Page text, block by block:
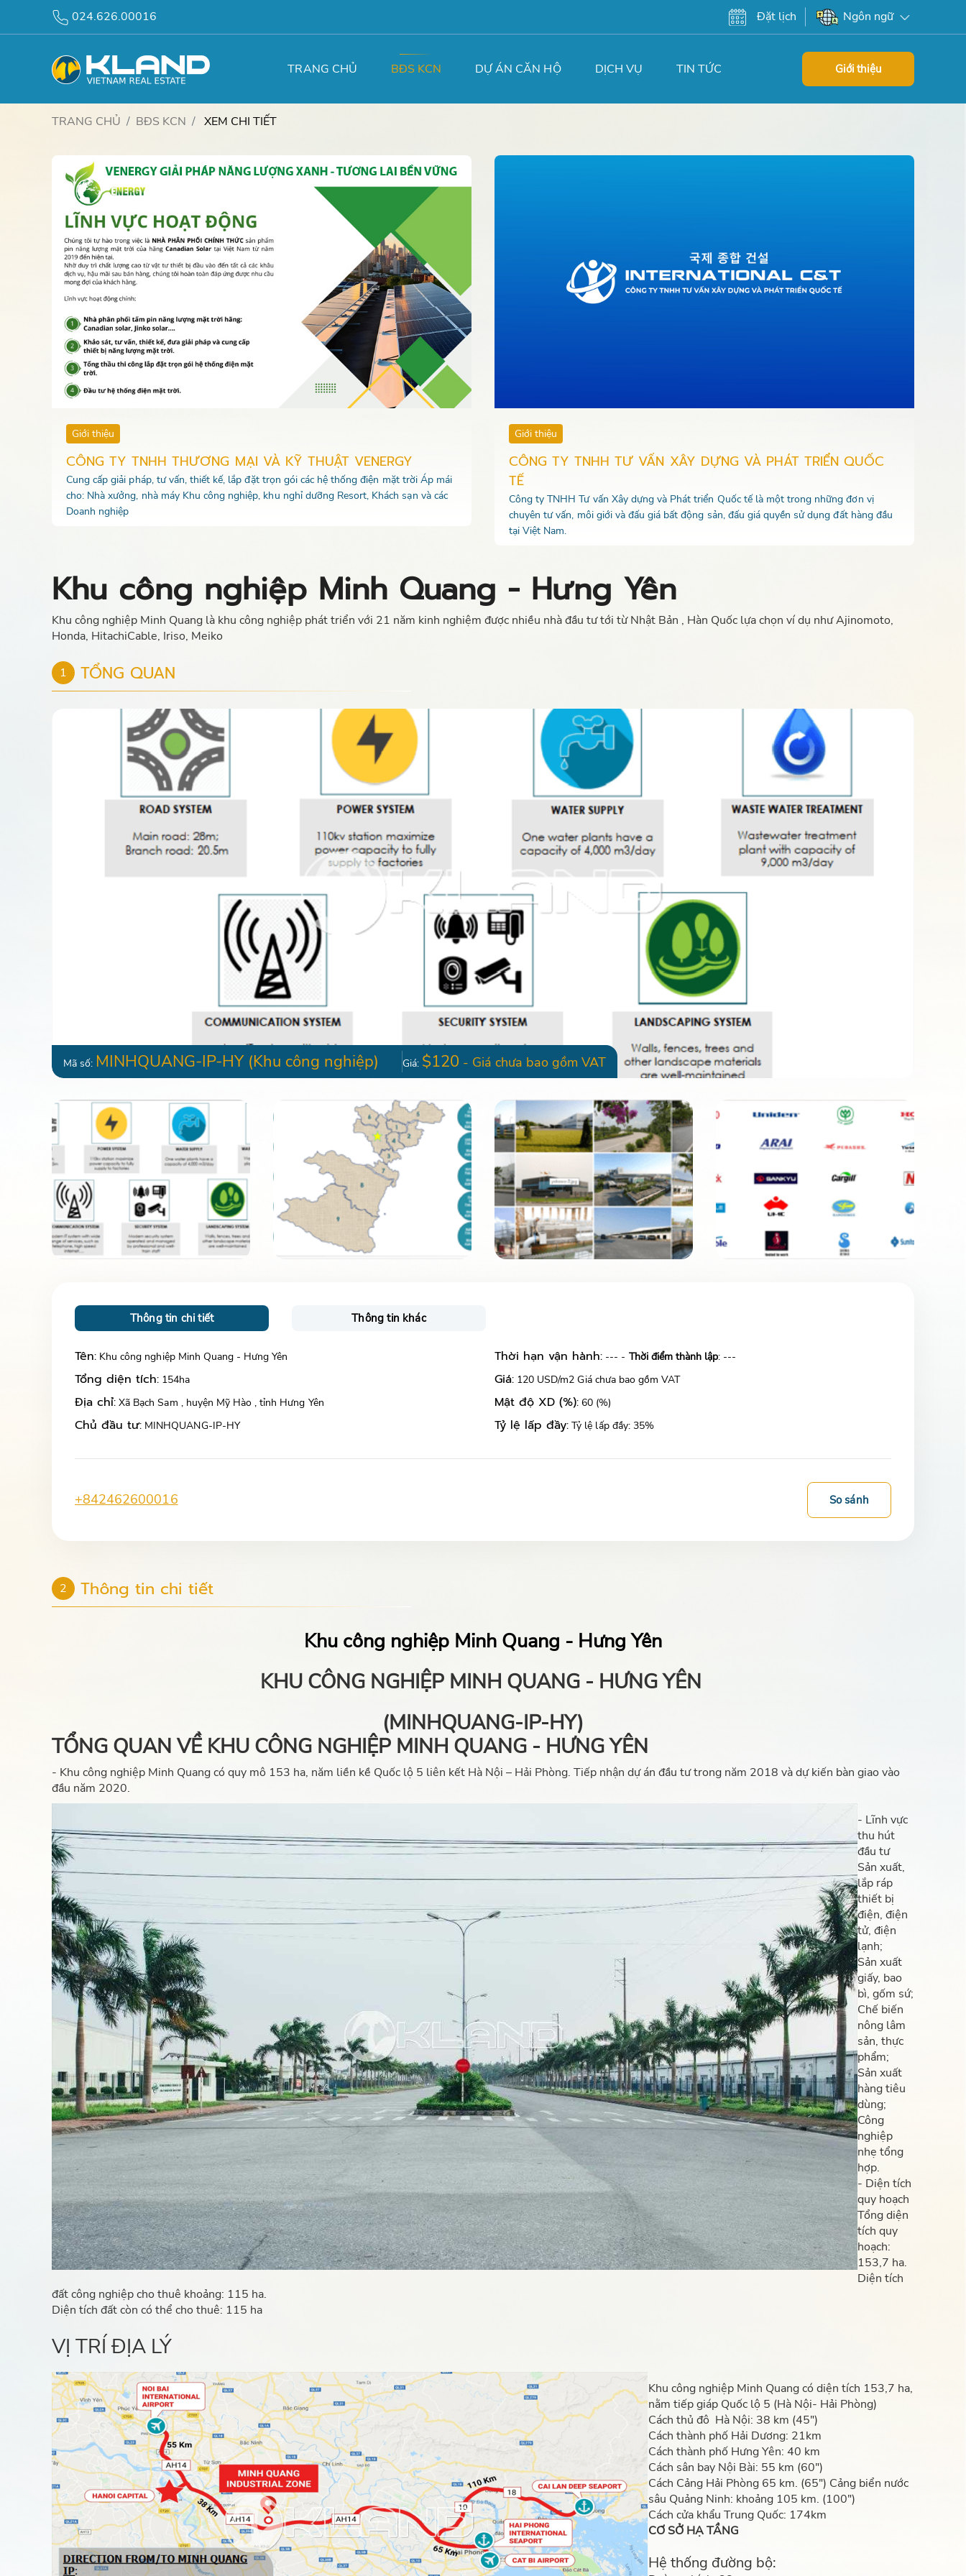
024.626.00016 Đặt lịch Ngôn ngữ
TRANG CHỦ BĐS KCN DỰ ÁN CĂN HỘ DỊCH VỤ TIN TỨC Giới thiệu
TRANG CHỦ BĐS KCN XEM CHI TIẾT
Giới thiệu
CÔNG TY TNHH THƯƠNG MẠI VÀ KỸ THUẬT VENERGY
Cung cấp giải pháp, tư vấn, thiết kế, lắp đặt trọn gói các hệ thống điện mặt trời Áp mái
cho: Nhà xưởng, nhà máy Khu công nghiệp, khu nghỉ dưỡng Resort, Khách sạn và các
Doanh nghiệp
Giới thiệu
CÔNG TY TNHH TƯ VẤN XÂY DỰNG VÀ PHÁT TRIỂN QUỐC
TẾ
Công ty TNHH Tư vấn Xây dựng và Phát triển Quốc tế là một trong những đơn vị
chuyên tư vấn, môi giới và đấu giá bất động sản, đấu giá quyền sử dụng đất hàng đầu
tại Việt Nam.
Khu công nghiệp Minh Quang - Hưng Yên
Khu công nghiệp Minh Quang là khu công nghiệp phát triển với 21 năm kinh nghiệm được nhiều nhà đầu tư tới từ Nhật Bản , Hàn Quốc lựa chọn ví dụ như Ajinomoto,
Honda, HitachiCable, Iriso, Meiko
1 TỔNG QUAN
Mã số: MINHQUANG-IP-HY (Khu công nghiệp) Giá: $120 - Giá chưa bao gồm VAT
Thông tin chi tiết Thông tin khác
Tên: Khu công nghiệp Minh Quang - Hưng Yên
Tổng diện tích: 154ha
Địa chỉ: Xã Bạch Sam , huyện Mỹ Hào , tỉnh Hưng Yên
Chủ đầu tư: MINHQUANG-IP-HY
Thời hạn vận hành: --- - Thời điểm thành lập: ---
Giá: 120 USD/m2 Giá chưa bao gồm VAT
Mật độ XD (%): 60 (%)
Tỷ lệ lấp đầy: Tỷ lệ lấp đầy: 35%
+842462600016 So sánh
2 Thông tin chi tiết
Khu công nghiệp Minh Quang - Hưng Yên
KHU CÔNG NGHIỆP MINH QUANG - HƯNG YÊN
(MINHQUANG-IP-HY)
TỔNG QUAN VỀ KHU CÔNG NGHIỆP MINH QUANG - HƯNG YÊN
- Khu công nghiệp Minh Quang có quy mô 153 ha, năm liền kề Quốc lộ 5 liên kết Hà Nội – Hải Phòng. Tiếp nhận dự án đầu tư trong năm 2018 và dự kiến bàn giao vào
đầu năm 2020.
- Lĩnh vực
thu hút
đầu tư
Sản xuất,
lắp ráp
thiết bị
điện, điện
tử, điện
lạnh;
Sản xuất
giấy, bao
bì, gốm sứ;
Chế biến
nông lâm
sản, thực
phẩm;
Sản xuất
hàng tiêu
dùng;
Công
nghiệp
nhẹ tổng
hợp.
- Diện tích
quy hoạch
Tổng diện
tích quy
hoạch:
153,7 ha.
Diện tích
đất công nghiệp cho thuê khoảng: 115 ha.
Diện tích đất còn có thể cho thuê: 115 ha
VỊ TRÍ ĐỊA LÝ
Khu công nghiệp Minh Quang có diện tích 153,7 ha,
nằm tiếp giáp Quốc lộ 5 (Hà Nội- Hải Phòng)
Cách thủ đô Hà Nội: 38 km (45")
Cách thành phố Hải Dương: 21km
Cách thành phố Hưng Yên: 40 km
Cách sân bay Nội Bài: 55 km (60")
Cách Cảng Hải Phòng 65 km. (65") Cảng biển nước
sâu Quảng Ninh: khoảng 105 km. (100")
Cách cửa khẩu Trung Quốc: 174km
CƠ SỞ HẠ TẦNG
Hệ thống đường bộ: